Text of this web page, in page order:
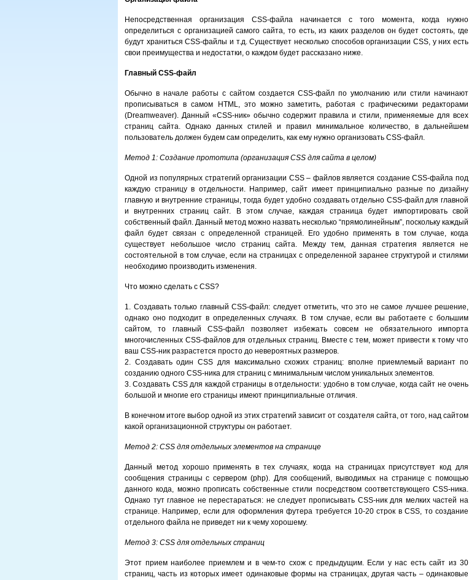
Непосредственная организация CSS-файла начинается с того момента, когда нужно
определиться с организацией самого сайта, то есть, из каких разделов он будет состоять, где
будут храниться CSS-файлы и т.д. Существует несколько способов организации CSS, у них есть
свои преимущества и недостатки, о каждом будет рассказано ниже.
Главный CSS-файл
Обычно в начале работы с сайтом создается CSS-файл по умолчанию или стили начинают
прописываться в самом HTML, это можно заметить, работая с графическими редакторами
(Dreamweaver). Данный «CSS-ник» обычно содержит правила и стили, применяемые для всех
страниц сайта. Однако данных стилей и правил минимальное количество, в дальнейшем
пользователь должен будем сам определить, как ему нужно организовать CSS-файл.
Метод 1: Создание прототипа (организация CSS для сайта в целом)
Одной из популярных стратегий организации CSS – файлов является создание CSS-файла под
каждую страницу в отдельности. Например, сайт имеет принципиально разные по дизайну
главную и внутренние страницы, тогда будет удобно создавать отдельно CSS-файл для главной
и внутренних страниц сайт. В этом случае, каждая страница будет импортировать свой
собственный файл. Данный метод можно назвать несколько “прямолинейным”, поскольку каждый
файл будет связан с определенной страницей. Его удобно применять в том случае, когда
существует небольшое число страниц сайта. Между тем, данная стратегия является не
состоятельной в том случае, если на страницах с определенной заранее структурой и стилями
необходимо производить изменения.
Что можно сделать с CSS?
1. Создавать только главный CSS-файл: следует отметить, что это не самое лучшее решение,
однако оно подходит в определенных случаях. В том случае, если вы работаете с большим
сайтом, то главный CSS-файл позволяет избежать совсем не обязательного импорта
многочисленных CSS-файлов для отдельных страниц. Вместе с тем, может привести к тому что
ваш CSS-ник разрастется просто до невероятных размеров.
2. Создавать один CSS для максимально схожих страниц: вполне приемлемый вариант по
созданию одного CSS-ника для страниц с минимальным числом уникальных элементов.
3. Создавать CSS для каждой страницы в отдельности: удобно в том случае, когда сайт не очень
большой и многие его страницы имеют принципиальные отличия.
В конечном итоге выбор одной из этих стратегий зависит от создателя сайта, от того, над сайтом
какой организационной структуры он работает.
Метод 2: CSS для отдельных элементов на странице
Данный метод хорошо применять в тех случаях, когда на страницах присутствует код для
сообщения страницы с сервером (php). Для сообщений, выводимых на странице с помощью
данного кода, можно прописать собственные стили посредством соответствующего CSS-ника.
Однако тут главное не перестараться: не следует прописывать CSS-ник для мелких частей на
странице. Например, если для оформления футера требуется 10-20 строк в CSS, то создание
отдельного файла не приведет ни к чему хорошему.
Метод 3: CSS для отдельных страниц
Этот прием наиболее приемлем и в чем-то схож с предыдущим. Если у нас есть сайт из 30
страниц, часть из которых имеет одинаковые формы на страницах, другая часть – одинаковые